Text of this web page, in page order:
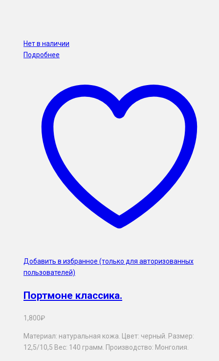
Нет в наличии
Подробнее
Добавить в избранное (только для авторизованных
пользователей)
Портмоне классика.
1,800₽
Материал: натуральная кожа. Цвет: черный. Размер:
12,5/10,5 Вес: 140 грамм. Производство: Монголия.